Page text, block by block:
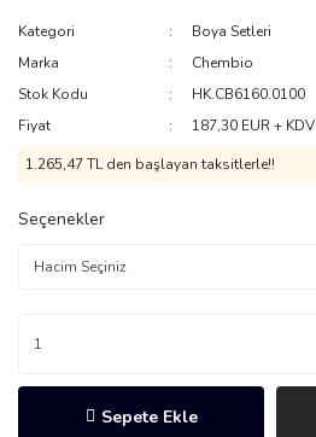
Kategori
Boya Setleri
Marka
Chembio
Stok Kodu
HK.CB6160.0100
Fiyat
187,30 EUR + KDV
1.265,47 TL den başlayan taksitlerle!!
Seçenekler
Sepete Ekle